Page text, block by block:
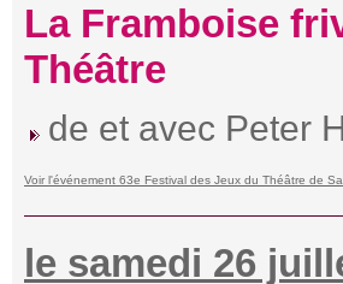
La Framboise
Théâtre
de et avec Peter
Voir l'événement 63e Festival des Jeux du Théâtre de
le samedi 26